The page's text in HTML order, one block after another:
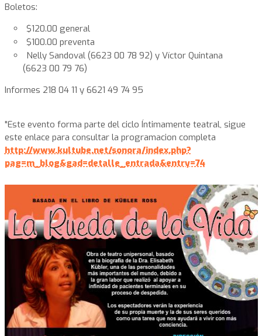
Boletos:
$120.00 general
$100.00 preventa
Nelly Sandoval (6623 00 78 92) y Víctor Quintana
(6623 00 79 76)
Informes 218 04 11 y 6621 49 74 95
"Este evento forma parte del ciclo Íntimamente teatral, sigue
este enlace para consultar la programacion completa
http://www.kultube.net/sonora/index.php?
pag=m_blog&gad=detalle_entrada&entry=74